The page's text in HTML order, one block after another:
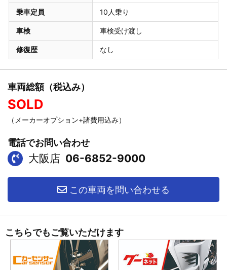
乗車定員 10人乗り
車検 車検受け渡し
修復歴 なし
車両総額（税込み）
SOLD
（メーカーオプション+諸費用込み）
電話でお問い合わせ
大阪店 06-6852-9000
この車両を問い合わせる
こちらでもご覧いただけます